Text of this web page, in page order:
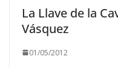
La Llave de la
Vásquez
01/05/2012